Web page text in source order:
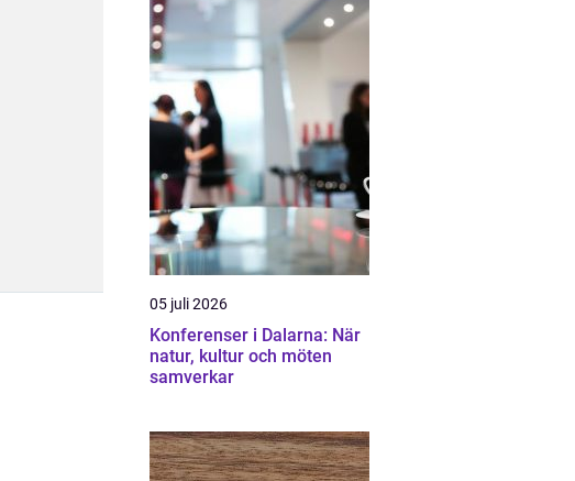
05 juli 2026
Konferenser i Dalarna: När
natur, kultur och möten
samverkar